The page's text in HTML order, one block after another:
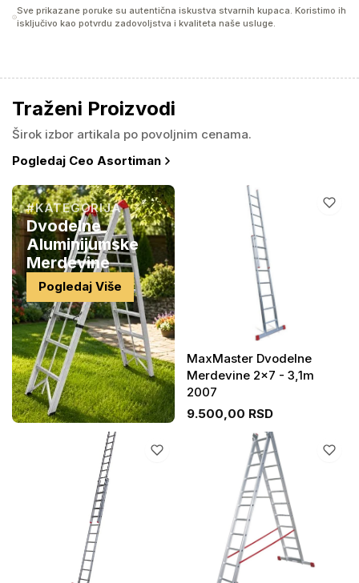
Sve prikazane poruke su autentična iskustva stvarnih kupaca. Koristimo ih
isključivo kao potvrdu zadovoljstva i kvaliteta naše usluge.
Traženi Proizvodi
Širok izbor artikala po povoljnim cenama.
Pogledaj Ceo Asortiman
#KATEGORIJA
Dvodelne
Aluminijumske
Merdevine
Pogledaj Više
MaxMaster Dvodelne
Merdevine 2x7 - 3,1m
2007
9.500,00 RSD